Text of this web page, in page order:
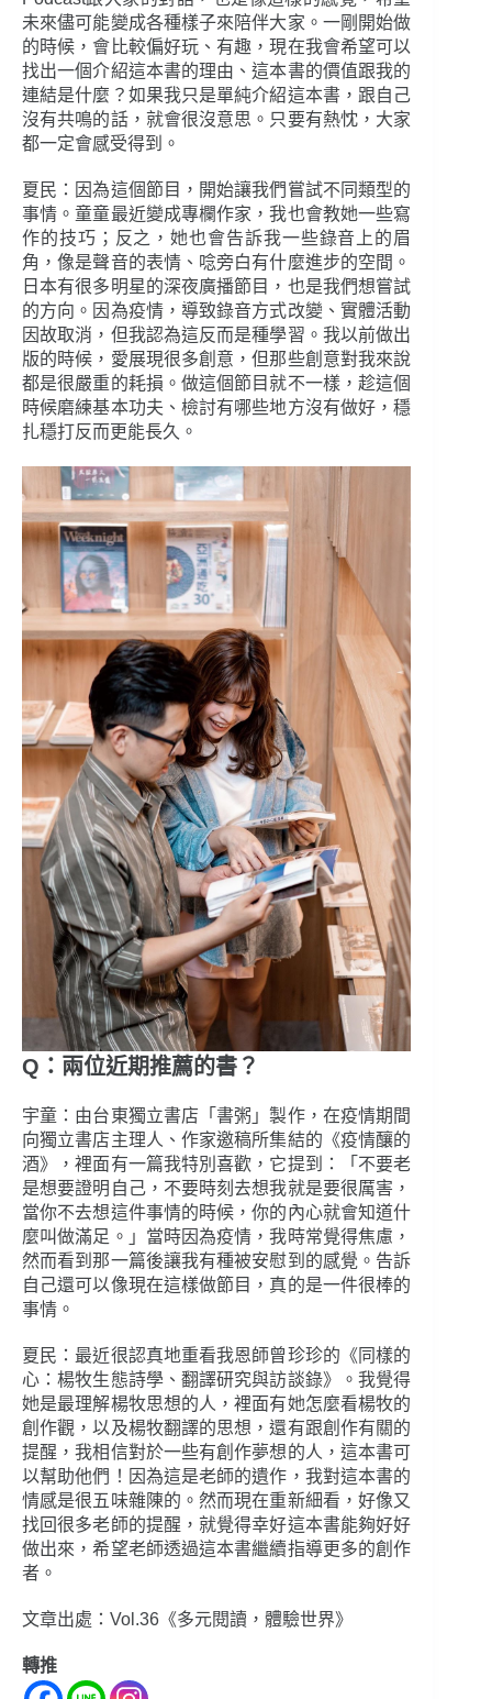
未來儘可能變成各種樣子來陪伴大家。一剛開始做
的時候，會比較偏好玩、有趣，現在我會希望可以
找出一個介紹這本書的理由、這本書的價值跟我的
連結是什麼？如果我只是單純介紹這本書，跟自己
沒有共鳴的話，就會很沒意思。只要有熱忱，大家
都一定會感受得到。
夏民：因為這個節目，開始讓我們嘗試不同類型的
事情。童童最近變成專欄作家，我也會教她一些寫
作的技巧；反之，她也會告訴我一些錄音上的眉
角，像是聲音的表情、唸旁白有什麼進步的空間。
日本有很多明星的深夜廣播節目，也是我們想嘗試
的方向。因為疫情，導致錄音方式改變、實體活動
因故取消，但我認為這反而是種學習。我以前做出
版的時候，愛展現很多創意，但那些創意對我來說
都是很嚴重的耗損。做這個節目就不一樣，趁這個
時候磨練基本功夫、檢討有哪些地方沒有做好，穩
扎穩打反而更能長久。
Q：兩位近期推薦的書？
宇童：由台東獨立書店「書粥」製作，在疫情期間
向獨立書店主理人、作家邀稿所集結的《疫情釀的
酒》，裡面有一篇我特別喜歡，它提到：「不要老
是想要證明自己，不要時刻去想我就是要很厲害，
當你不去想這件事情的時候，你的內心就會知道什
麼叫做滿足。」當時因為疫情，我時常覺得焦慮，
然而看到那一篇後讓我有種被安慰到的感覺。告訴
自己還可以像現在這樣做節目，真的是一件很棒的
事情。
夏民：最近很認真地重看我恩師曾珍珍的《同樣的
心：楊牧生態詩學、翻譯研究與訪談錄》。我覺得
她是最理解楊牧思想的人，裡面有她怎麼看楊牧的
創作觀，以及楊牧翻譯的思想，還有跟創作有關的
提醒，我相信對於一些有創作夢想的人，這本書可
以幫助他們！因為這是老師的遺作，我對這本書的
情感是很五味雜陳的。然而現在重新細看，好像又
找回很多老師的提醒，就覺得幸好這本書能夠好好
做出來，希望老師透過這本書繼續指導更多的創作
者。
文章出處：Vol.36《多元閱讀，體驗世界》
轉推